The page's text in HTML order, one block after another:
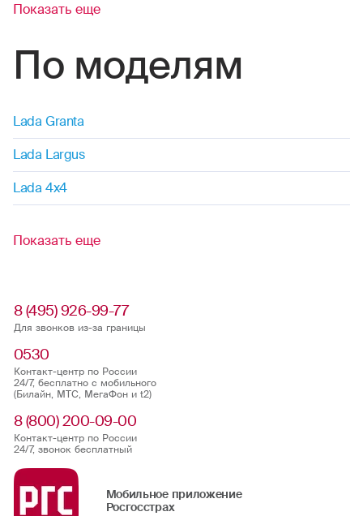
Показать еще
По моделям
Lada Granta
Lada Largus
Lada 4x4
Показать еще
8 (495) 926-99-77
Для звонков из-за границы
0530
Контакт-центр по России
24/7, бесплатно с мобильного
(Билайн, МТС, МегаФон и t2)
8 (800) 200-09-00
Контакт-центр по России
24/7, звонок бесплатный
Мобильное приложение
Росгосстрах